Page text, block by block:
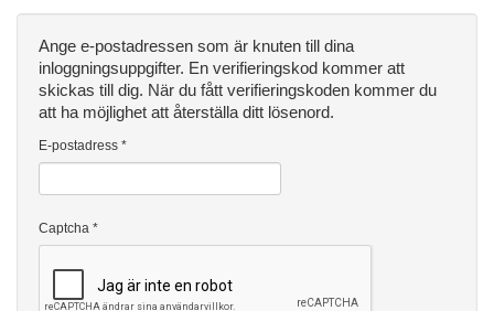
Ange e-postadressen som är knuten till dina
inloggningsuppgifter. En verifieringskod kommer att
skickas till dig. När du fått verifieringskoden kommer du
att ha möjlighet att återställa ditt lösenord.
E-postadress *
Captcha *